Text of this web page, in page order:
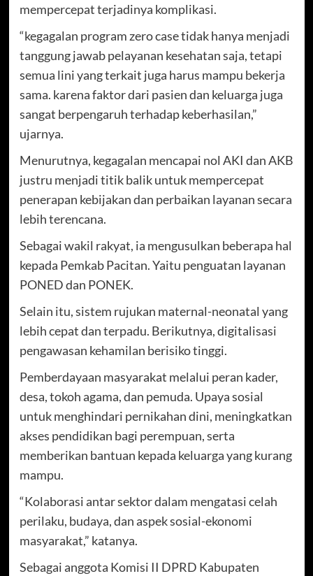
mempercepat terjadinya komplikasi.
“kegagalan program zero case tidak hanya menjadi
tanggung jawab pelayanan kesehatan saja, tetapi
semua lini yang terkait juga harus mampu bekerja
sama. karena faktor dari pasien dan keluarga juga
sangat berpengaruh terhadap keberhasilan,”
ujarnya.
Menurutnya, kegagalan mencapai nol AKI dan AKB
justru menjadi titik balik untuk mempercepat
penerapan kebijakan dan perbaikan layanan secara
lebih terencana.
Sebagai wakil rakyat, ia mengusulkan beberapa hal
kepada Pemkab Pacitan. Yaitu penguatan layanan
PONED dan PONEK.
Selain itu, sistem rujukan maternal-neonatal yang
lebih cepat dan terpadu. Berikutnya, digitalisasi
pengawasan kehamilan berisiko tinggi.
Pemberdayaan masyarakat melalui peran kader,
desa, tokoh agama, dan pemuda. Upaya sosial
untuk menghindari pernikahan dini, meningkatkan
akses pendidikan bagi perempuan, serta
memberikan bantuan kepada keluarga yang kurang
mampu.
“Kolaborasi antar sektor dalam mengatasi celah
perilaku, budaya, dan aspek sosial-ekonomi
masyarakat,” katanya.
Sebagai anggota Komisi II DPRD Kabupaten